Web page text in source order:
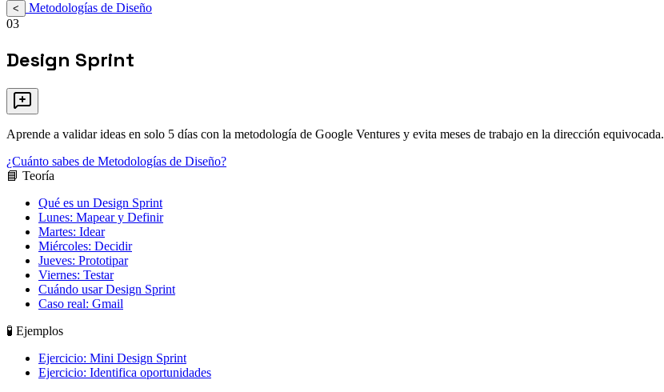
<
Metodologías de Diseño
03
Design Sprint
Aprende a validar ideas en solo 5 días con la metodología de Google Ventures y evita meses de trabajo en la dirección equivocada.
¿Cuánto sabes de Metodologías de Diseño?
📘 Teoría
Qué es un Design Sprint
Lunes: Mapear y Definir
Martes: Idear
Miércoles: Decidir
Jueves: Prototipar
Viernes: Testar
Cuándo usar Design Sprint
Caso real: Gmail
🧪 Ejemplos
Ejercicio: Mini Design Sprint
Ejercicio: Identifica oportunidades